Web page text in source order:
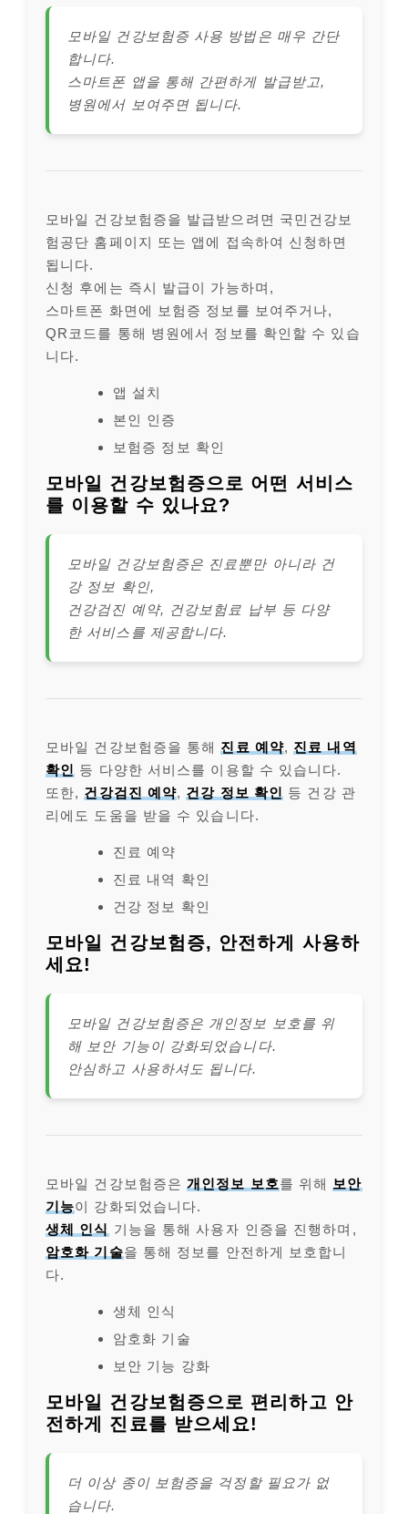
모바일 건강보험증 사용 방법은 매우 간단
합니다.
스마트폰 앱을 통해 간편하게 발급받고,
병원에서 보여주면 됩니다.
모바일 건강보험증을 발급받으려면 국민건강보
험공단 홈페이지 또는 앱에 접속하여 신청하면
됩니다.
신청 후에는 즉시 발급이 가능하며,
스마트폰 화면에 보험증 정보를 보여주거나,
QR코드를 통해 병원에서 정보를 확인할 수 있습
니다.
앱 설치
본인 인증
보험증 정보 확인
모바일 건강보험증으로 어떤 서비스
를 이용할 수 있나요?
모바일 건강보험증은 진료뿐만 아니라 건
강 정보 확인,
건강검진 예약, 건강보험료 납부 등 다양
한 서비스를 제공합니다.
모바일 건강보험증을 통해 진료 예약, 진료 내역
확인 등 다양한 서비스를 이용할 수 있습니다.
또한, 건강검진 예약, 건강 정보 확인 등 건강 관
리에도 도움을 받을 수 있습니다.
진료 예약
진료 내역 확인
건강 정보 확인
모바일 건강보험증, 안전하게 사용하
세요!
모바일 건강보험증은 개인정보 보호를 위
해 보안 기능이 강화되었습니다.
안심하고 사용하셔도 됩니다.
모바일 건강보험증은개인정보 보호를 위해 보안
기능이 강화되었습니다.
생체 인식 기능을 통해 사용자 인증을 진행하며,
암호화 기술을 통해 정보를 안전하게 보호합니
다.
생체 인식
암호화 기술
보안 기능 강화
모바일 건강보험증으로 편리하고 안
전하게 진료를 받으세요!
더 이상 종이 보험증을 걱정할 필요가 없
습니다.